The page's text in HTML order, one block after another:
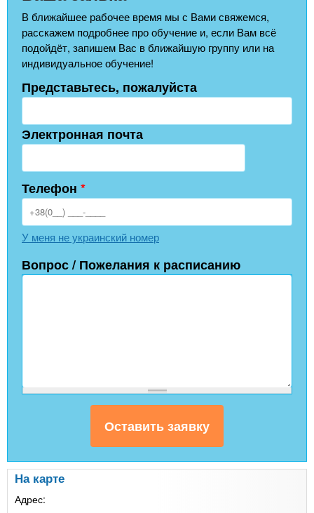
В ближайшее рабочее время мы с Вами свяжемся,
расскажем подробнее про обучение и, если Вам всё
подойдёт, запишем Вас в ближайшую группу или на
индивидуальное обучение!
Представьтесь, пожалуйста
Электронная почта
Телефон *
У меня не украинский номер
Вопрос / Пожелания к расписанию
На карте
Адрес: